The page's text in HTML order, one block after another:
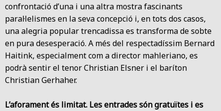
confrontació d’una i una altra mostra fascinants
paral·lelismes en la seva concepció i, en tots dos casos,
una alegria popular trencadissa es transforma de sobte
en pura desesperació. A més del respectadíssim Bernard
Haitink, especialment com a director mahleriano, es
podrà sentir el tenor Christian Elsner i el baríton
Christian Gerhaher.
L’aforament és limitat. Les entrades són gratuïtes i es